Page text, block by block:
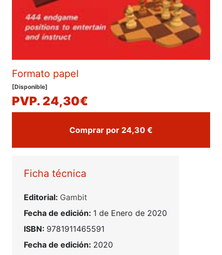
Formato papel
[Disponible]
PVP. 24,30€
Comprar por 24,30 €
Ficha técnica
Editorial: Gambit
Fecha de edición: 1 de Enero de 2020
ISBN: 9781911465591
Fecha de edición: 2020